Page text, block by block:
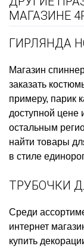
МАГАЗИНЕ
ГИРЛЯНДА
Магазин
заказать
примеру, парик
доступной цене
остальным
найти товары
в стиле
ТРУБОЧКИ
Среди
интернет
купить